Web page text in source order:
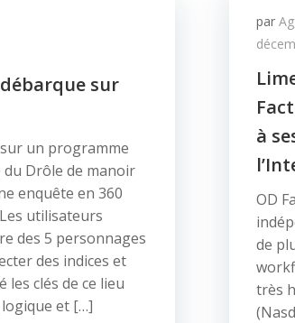
par
à
OD
de
très
sur
un programme
du Drôle de manoir
enquête en 360
utilisateurs
des 5 personnages
des indices et
les clés de ce lieu
et […]